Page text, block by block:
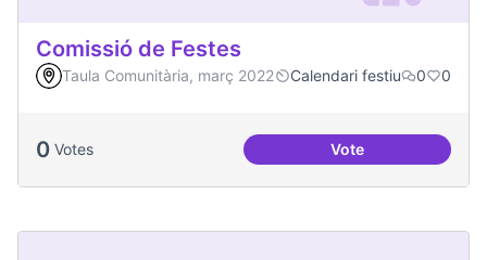
Comissió de Festes
Taula Comunitària, març 2022 Calendari festiu 0 0
0 Votes VoteComissió de